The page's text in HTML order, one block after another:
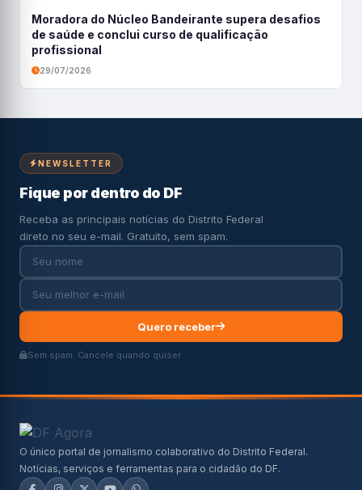
Moradora do Núcleo Bandeirante supera desafios
de saúde e conclui curso de qualificação
profissional
29/07/2026
NEWSLETTER
Fique por dentro do DF
Receba as principais notícias do Distrito Federal
direto no seu e-mail. Gratuito, sem spam.
Quero receber
Sem spam. Cancele quando quiser.
O único portal de jornalismo colaborativo do Distrito Federal.
Notícias, serviços e ferramentas para o cidadão do DF.